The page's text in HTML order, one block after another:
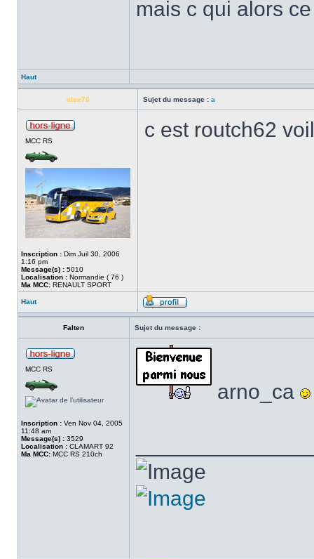
mais c qui alors
Haut
alex76 Sujet du message : a
MCC RS
Inscription : Dim Juil 30, 2006
1:16 pm
Message(s) : 5010
Localisation : Normandie ( 76 )
Ma MCC: RENAULT SPORT
c est routch62
Haut
Falten Sujet du message :
MCC RS
Inscription : Ven Nov 04, 2005
11:48 am
Message(s) : 3529
Localisation : CLAMART 92
Ma MCC: MCC RS 210ch
arno_ca